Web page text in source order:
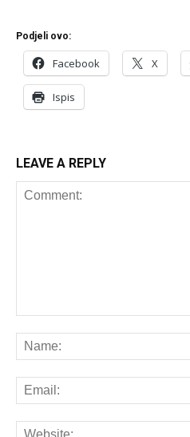
Podjeli ovo:
Facebook X
Ispis
LEAVE A REPLY